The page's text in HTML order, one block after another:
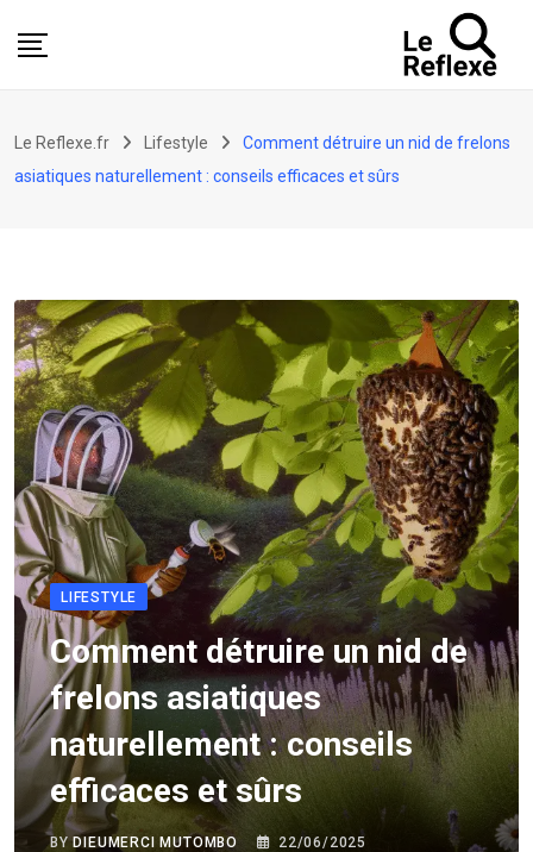
Le Reflexe.fr Lifestyle
Comment détruire un nid de frelons
asiatiques naturellement : conseils efficaces et sûrs
LIFESTYLE
Comment détruire un nid de
frelons asiatiques
naturellement : conseils
efficaces et sûrs
BYDIEUMERCI MUTOMBO
22/06/2025